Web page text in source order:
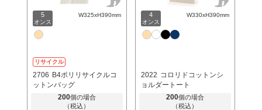
5
オンス
W325xH390mm
リサイクル
2706 B4ポリリサイクルコ
ットンバッグ
200個の場合
（税込）
4
オンス
W330xH390mm
2022 コロリドコットンシ
ョルダートート
200個の場合
（税込）